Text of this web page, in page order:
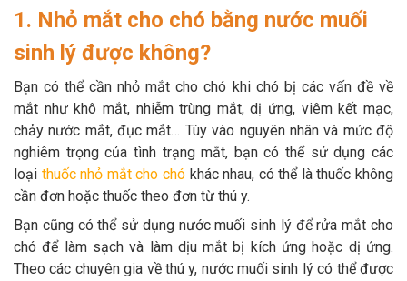
TIN TỨC
Thông tin về khách sạn,
spa cho thú cưng
Thông tin về chó
Thông tin về mèo
CHÍNH SÁCH
Chính sách mua hàng Chính sách vận chuyển
1. Nhỏ mắt cho chó bằng nước muối
sinh lý được không?
Bạn có thể cần nhỏ mắt cho chó khi chó bị các vấn đề về
mắt như khô mắt, nhiễm trùng mắt, dị ứng, viêm kết mạc,
chảy nước mắt, đục mắt… Tùy vào nguyên nhân và mức độ
nghiêm trọng của tình trạng mắt, bạn có thể sử dụng các
loại thuốc nhỏ mắt cho chókhác nhau, có thể là thuốc không
cần đơn hoặc thuốc theo đơn từ thú y.
Bạn cũng có thể sử dụng nước muối sinh lý để rửa mắt cho
chó để làm sạch và làm dịu mắt bị kích ứng hoặc dị ứng.
Theo các chuyên gia về thú y, nước muối sinh lý có thể được